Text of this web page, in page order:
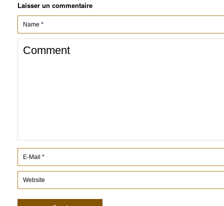
Laisser un commentaire